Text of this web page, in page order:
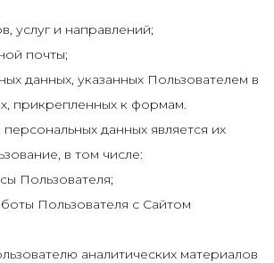
услуг и направлений;
почты;
данных, указанных Пользователем в
прикрепленных к формам.
данных является их
в том числе:
Пользователя;
Пользователя с Сайтом
аналитических материалов